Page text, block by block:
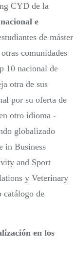
CYD de la
e
de máster
comunidades
10 nacional de
otra de sus
por su oferta de
otro idioma -
globalizado
in Business
and Sport
y Veterinary
catálogo de
en los